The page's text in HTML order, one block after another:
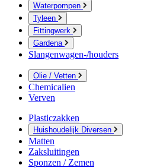
Waterpompen
Tyleen
Fittingwerk
Gardena
Slangenwagen-/houders
Olie / Vetten
Chemicalien
Verven
Plasticzakken
Huishoudelijk Diversen
Matten
Zaksluitingen
Sponzen / Zemen